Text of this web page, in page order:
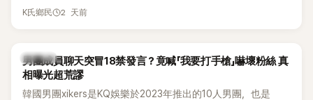
獲封「夏日女王」。不過，團體在出道滿7年後宣布解散，成員各
不僅展現兩人多年不變的好交情，她幾乎素顏入鏡的真實模
樣，也意外掀起網友熱議。
K氏鄉民 2 天前
K-POP
男團成員聊天突冒18禁發言？竟喊「我要打手槍」嚇壞粉絲 真
相曝光超荒謬
韓國男團xikers是KQ娛樂於2023年推出的10人男團，也是